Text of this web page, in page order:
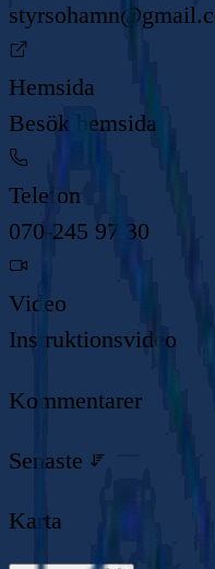
Hemsida
Besök hemsida
Telefon
070-245 97 30
Video
Instruktionsvideo
Kommentarer
Senaste
Karta